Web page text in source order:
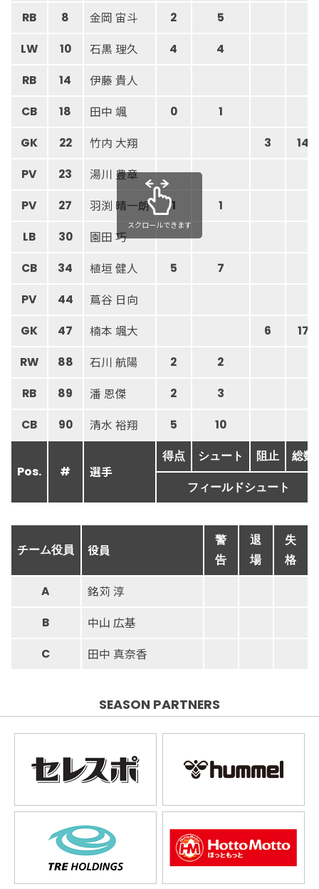
RB 8 金岡 宙斗 2 5
LW 10 石黒 理久 4 4
RB 14 伊藤 貴人
CB 18 田中 颯 0 1
GK 22 竹内 大翔 3 14
PV 23 湯川 豊章
PV 27 羽渕 晴一朗 1 1
LB 30 園田 巧
CB 34 植垣 健人 5 7
PV 44 蔦谷 日向
GK 47 楠本 颯大 6 17
RW 88 石川 航陽 2 2
RB 89 潘 恩傑 2 3
CB 90 清水 裕翔 5 10
Pos. # 選手
得点 シュート 阻止 総数
フィールドシュート
スクロールできます
チーム役員 役員
警
告
退
場
失
格
A 銘苅 淳
B 中山 広基
C 田中 真奈香
SEASON PARTNERS